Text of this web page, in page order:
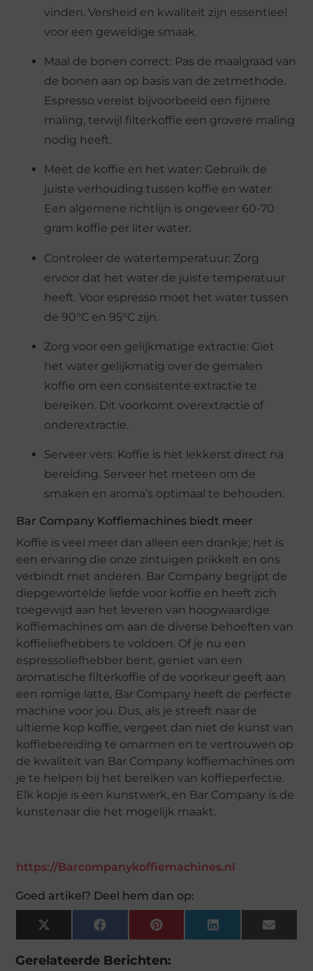
vinden. Versheid en kwaliteit zijn essentieel
voor een geweldige smaak.
Maal de bonen correct: Pas de maalgraad van
de bonen aan op basis van de zetmethode.
Espresso vereist bijvoorbeeld een fijnere
maling, terwijl filterkoffie een grovere maling
nodig heeft.
Meet de koffie en het water: Gebruik de
juiste verhouding tussen koffie en water.
Een algemene richtlijn is ongeveer 60-70
gram koffie per liter water.
Controleer de watertemperatuur: Zorg
ervoor dat het water de juiste temperatuur
heeft. Voor espresso moet het water tussen
de 90°C en 95°C zijn.
Zorg voor een gelijkmatige extractie: Giet
het water gelijkmatig over de gemalen
koffie om een consistente extractie te
bereiken. Dit voorkomt overextractie of
onderextractie.
Serveer vers: Koffie is het lekkerst direct na
bereiding. Serveer het meteen om de
smaken en aroma’s optimaal te behouden.
Bar Company Koffiemachines biedt meer
Koffie is veel meer dan alleen een drankje; het is
een ervaring die onze zintuigen prikkelt en ons
verbindt met anderen. Bar Company begrijpt de
diepgewortelde liefde voor koffie en heeft zich
toegewijd aan het leveren van hoogwaardige
koffiemachines om aan de diverse behoeften van
koffieliefhebbers te voldoen. Of je nu een
espressoliefhebber bent, geniet van een
aromatische filterkoffie of de voorkeur geeft aan
een romige latte, Bar Company heeft de perfecte
machine voor jou. Dus, als je streeft naar de
ultieme kop koffie, vergeet dan niet de kunst van
koffiebereiding te omarmen en te vertrouwen op
de kwaliteit van Bar Company koffiemachines om
je te helpen bij het bereiken van koffieperfectie.
Elk kopje is een kunstwerk, en Bar Company is de
kunstenaar die het mogelijk maakt.
https://Barcompanykoffiemachines.nl
Goed artikel? Deel hem dan op:
X
(Twitter)
Facebook Pinterest LinkedIn Email
Gerelateerde Berichten: